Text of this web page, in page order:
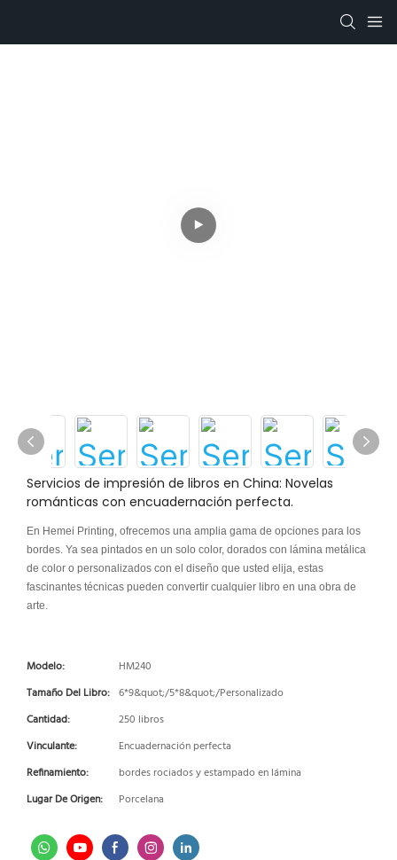
Servicios de impresión de libros en China: Novelas
románticas con encuadernación perfecta.
En Hemei Printing, ofrecemos una amplia gama de opciones para los
bordes. Ya sea pintados en un solo color, dorados con lámina metálica
de color o personalizados con el diseño que usted elija, estas
fascinantes técnicas pueden convertir cualquier libro en una obra de
arte.
Modelo:
HM240
Tamaño Del Libro: 6*9&quot;/5*8&quot;/Personalizado
Cantidad:
250 libros
Vinculante:
Encuadernación perfecta
Refinamiento:
bordes rociados y estampado en lámina
Lugar De Origen:
Porcelana